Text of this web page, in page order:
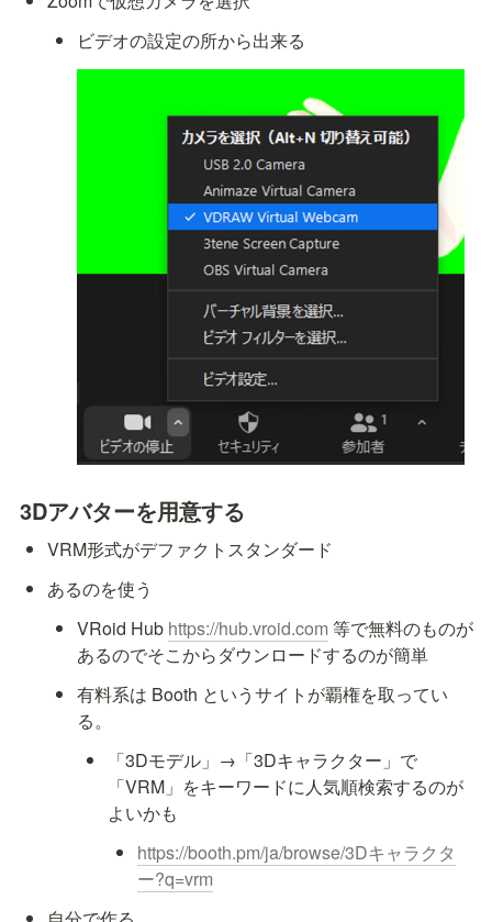
ビデオの設定の所から出来る
3Dアバターを用意する
VRM形式がデファクトスタンダード
あるのを使う
VRoid Hub https://hub.vroid.com 等で無料のものが
あるのでそこからダウンロードするのが簡単
有料系は Booth というサイトが覇権を取ってい
る。
「3Dモデル」→「3Dキャラクター」で
「VRM」をキーワードに人気順検索するのが
よいかも
https://booth.pm/ja/browse/3Dキャラクタ
ー?q=vrm